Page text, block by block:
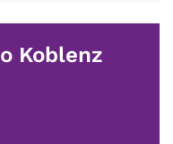
Koblenz